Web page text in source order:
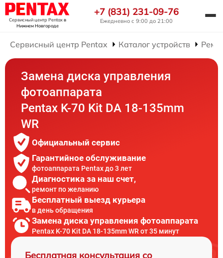
Сервисный центр Pentaxв
Нижнем Новгороде
+7 (831) 231-09-76
Ежедневно с 9:00 до 21:00
Сервисный центр Pentax Каталог устройств
Замена диска управления
фотоаппарата
Pentax K-70 Kit DA 18-135mm
WR
Официальный сервис
Гарантийное обслуживание
фотоаппарата Pentax до 3 лет
Диагностика за наш счет,
ремонт по желанию
Бесплатный выезд курьера
в день обращения
Замена диска управления фотоаппарата
Pentax K-70 Kit DA 18-135mm WR от 35 минут
Бесплатная консультация со